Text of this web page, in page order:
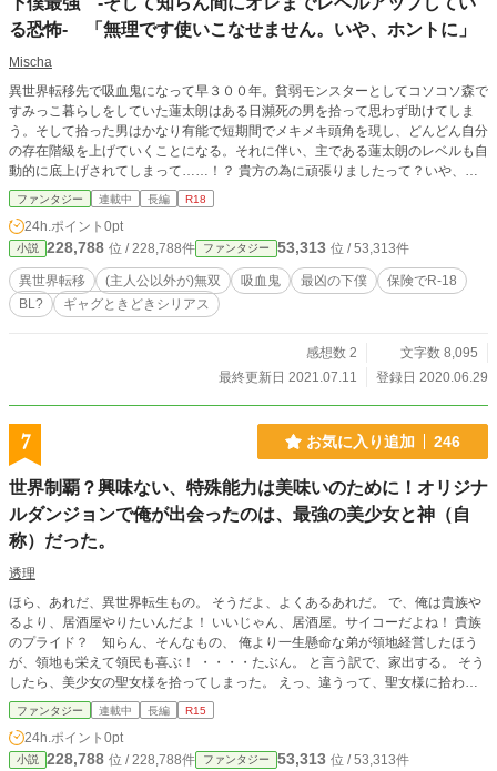
る恐怖- 「無理です使いこなせません。いや、ホントに」
Mischa
異世界転移先で吸血鬼になって早３００年。貧弱モンスターとしてコソコソ森で
すみっこ暮らしをしていた蓮太朗はある日瀕死の男を拾って思わず助けてしま
う。そして拾った男はかなり有能で短期間でメキメキ頭角を現し、どんどん自分
の存在階級を上げていくことになる。それに伴い、主である蓮太朗のレベルも自
動的に底上げされてしまって……！？ 貴方の為に頑張りましたって？いや、使
いこなせねえよ？こんな凄過ぎ能力も、お・ま・え・も！ 主至上主義の下僕
と、及び腰の小心者吸血鬼の同意なき急成長物語。 男同士で噛んだだの吸った
だのやっているのでBLかな……という感じです。途中で路線変更する可能性大
です。 ※追記※ 半年以上もかかりましたが続きを書かせていただきました。お
気に入り登録してくださった皆様、ありがとうございます。亀マークですが、ま
たよろしくお願い致します。
ファンタジー 連載中 長編 R18
24h.ポイント 0pt
小説 228,788 位 / 228,788件 ファンタジー 53,313 位 / 53,313件
異世界転移 (主人公以外が)無双 吸血鬼 最凶の下僕
保険でR-18
BL?
ギャグときどきシリアス
感想数 2
文字数 8,095
最終更新日 2021.07.11
登録日 2020.06.29
7 お気に入り追加 246
世界制覇？興味ない、特殊能力は美味いのために！オリジナ
ルダンジョンで俺が出会ったのは、最強の美少女と神（自
称）だった。
透理
ほら、あれだ、異世界転生もの。 そうだよ、よくあるあれだ。 で、俺は貴族や
るより、居酒屋やりたいんだよ！ いいじゃん、居酒屋。サイコーだよね！ 貴族
のプライド？ 知らん、そんなもの、 俺より一生懸命な弟が領地経営したほう
が、領地も栄えて領民も喜ぶ！ ・・・・たぶん。 と言う訳で、家出する。 そう
したら、美少女の聖女様を拾ってしまった。 えっ、違うって、聖女様に拾われ
たというか拉致られた。 この聖女様、見た目は女神、なのに・・・ ギフト：狂
戦士《ベルセルク》って、どういう事？ しかもギフトスキル：怒髪天って、ど
ういう事？ 俺の居酒屋は、ほのぼのでいいんだよ、仕事の疲れを取る場所のは
ずで・・・ 皆が楽しく過ごせればそれでいいんだ。 な・の・に、神様（自称）
ファンタジー 連載中 長編 R15
24h.ポイント 0pt
小説 228,788 位 / 228,788件 ファンタジー 53,313 位 / 53,313件